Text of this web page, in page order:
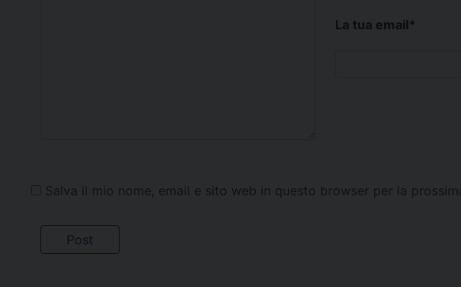
La tua email*
Salva il mio nome, email e sito web in questo browser per la